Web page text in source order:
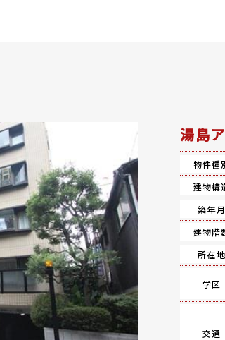
湯島
物件種
建物構
築年月
建物階
所在地
学区
交通